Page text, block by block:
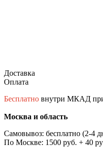
Доставка
Оплата
Бесплатно внутри МКАД при
Москва и область
Самовывоз: бесплатно (2-4
По Москве: 1500 руб. + 40